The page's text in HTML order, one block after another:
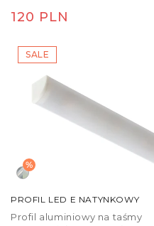
Cena
120 PLN
SALE
%
PROFIL LED E NATYNKOWY
Profil aluminiowy na taśmy